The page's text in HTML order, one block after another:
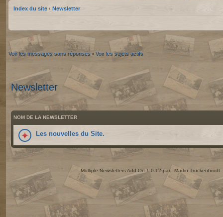
Index du site ‹ Newsletter
Voir les messages sans réponses • Voir les sujets actifs
Newsletter
NOM DE LA NEWSLETTER
Les nouvelles du Site.
Multiple Newsletters Add On 1.0.12 par Martin Truckenbrodt